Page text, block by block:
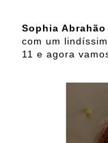
Sophia Abrahão
com um
11 e agora